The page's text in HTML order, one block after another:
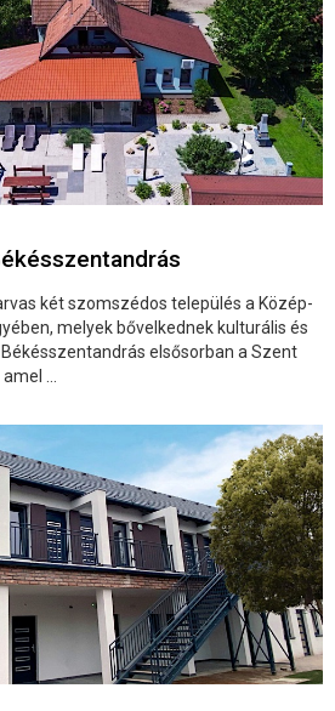
két szomszédos település a Közép-
melyek bővelkednek kulturális és
elsősorban a Szent
...